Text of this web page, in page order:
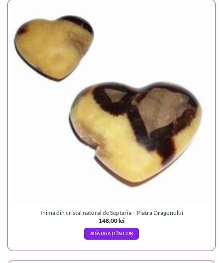
Inima din cristal natural de Septaria – Piatra Dragonului
148,00lei
ADĂUGAȚI ÎN COȘ